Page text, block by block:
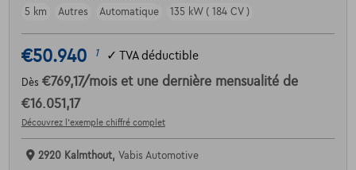
5 km
Autres Automatique 135 kW ( 184 CV )
€50.940 1 ✓ TVA déductible
Dès €769,17/mois et une dernière mensualité de
€16.051,17
Découvrez l’exemple chiffré complet
2920 Kalmthout, Vabis Automotive